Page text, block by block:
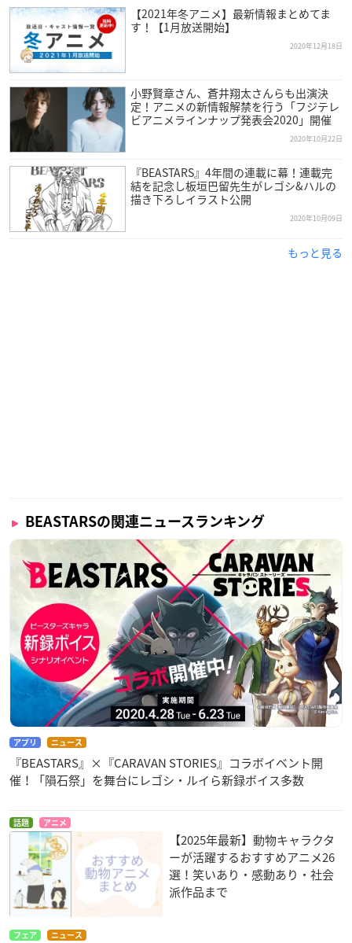
【2021年冬アニメ】最新情報まとめてま
す！【1月放送開始】
2020年12月18日
小野賢章さん、蒼井翔太さんらも出演決
定！アニメの新情報解禁を行う「フジテレ
ビアニメラインナップ発表会2020」開催
2020年10月22日
『BEASTARS』4年間の連載に幕！連載完
結を記念し板垣巴留先生がレゴシ&ハルの
描き下ろしイラスト公開
2020年10月09日
もっと見る
BEASTARSの関連ニュースランキング
アプリ ニュース
『BEASTARS』×『CARAVAN STORIES』コラボイベント開
催！「隕石祭」を舞台にレゴシ・ルイら新録ボイス多数
話題 アニメ
【2025年最新】動物キャラクタ
ーが活躍するおすすめアニメ26
選！笑いあり・感動あり・社会
派作品まで
フェア ニュース